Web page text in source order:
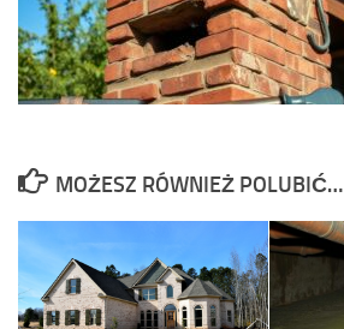
MOŻESZ RÓWNIEŻ POLUBIĆ…